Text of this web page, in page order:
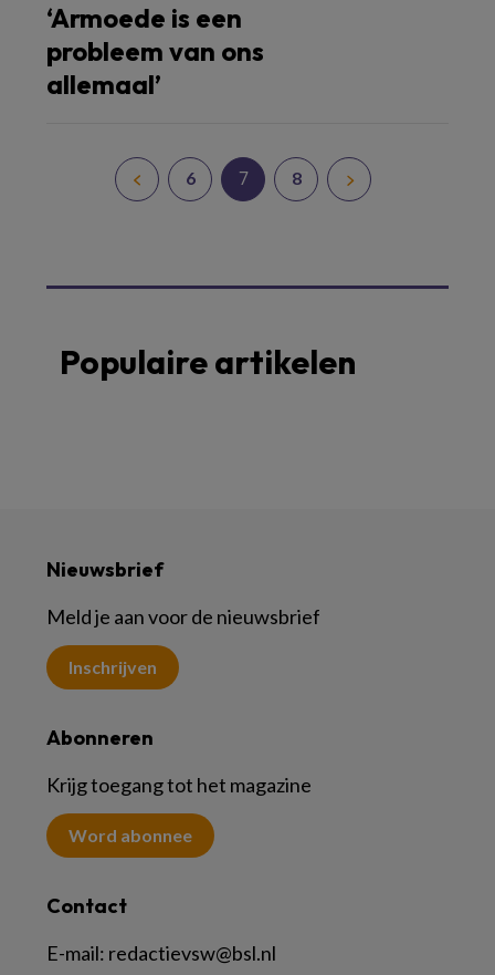
‘Armoede is een
probleem van ons
allemaal’
6 7 8
Populaire artikelen
Nieuwsbrief
Meld je aan voor de nieuwsbrief
Inschrijven
Abonneren
Krijg toegang tot het magazine
Word abonnee
Contact
E-mail: redactievsw@bsl.nl